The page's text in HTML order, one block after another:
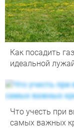
Как посадить
идеальной
Что учесть при
самых важных